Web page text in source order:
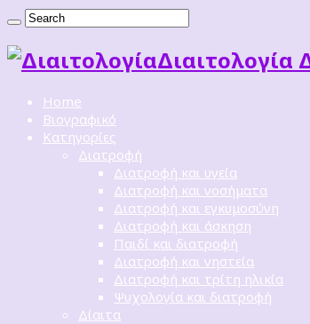
Διαιτoλογία
Home
Βιογραφικό
Κατηγορίες
Διατροφή
Διατροφή και υγεία
Διατροφή και νοσήματα
Διατροφή και εγκυμοσύνη
Διατροφή και άσκηση
Παιδί και διατροφή
Διατροφή και νηστεία
Διατροφή και τρίτη ηλικία
Ψυχολογία και διατροφή
Δίαιτα